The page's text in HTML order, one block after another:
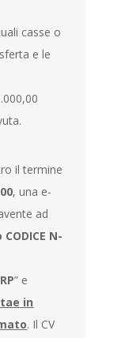
casse o
e le
il termine
, una e-
ad
N-
” e
in
. Il CV